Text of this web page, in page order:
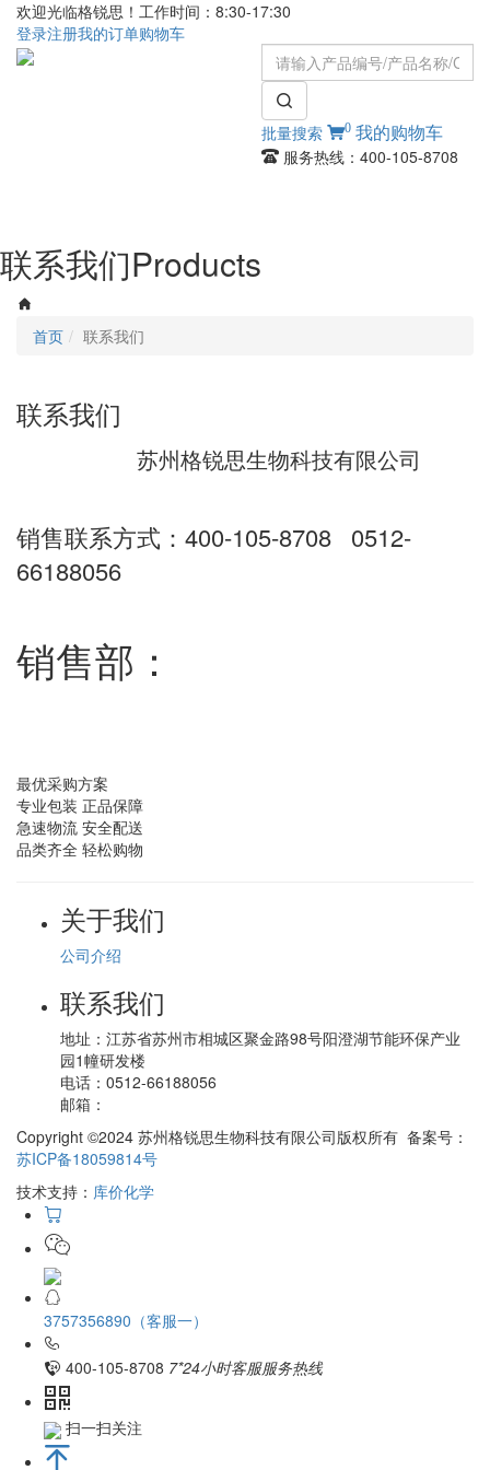
欢迎光临格锐思！工作时间：8:30-17:30
登录注册我的订单购物车
批量搜索 0 我的购物车
服务热线：400-105-8708
联系我们Products
首页 联系我们
联系我们
苏州格锐思生物科技有限公司
销售联系方式：400-105-8708 0512-
66188056
销售部：
最优采购方案
专业包装 正品保障
急速物流 安全配送
品类齐全 轻松购物
关于我们
公司介绍
联系我们
地址： 江苏省苏州市相城区聚金路98号阳澄湖节能环保产业
园1幢研发楼
电话： 0512-66188056
邮箱：
Copyright ©2024 苏州格锐思生物科技有限公司版权所有 备案号：
苏ICP备18059814号
技术支持： 库价化学
3757356890（客服一）
400-105-8708 7*24小时客服服务热线
扫一扫关注